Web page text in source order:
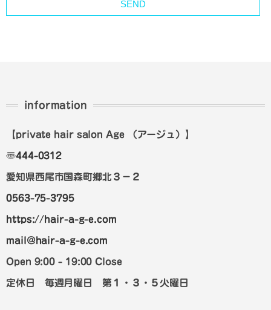
information
【private hair salon Age （アージュ） 】
〠444-0312
愛知県西尾市国森町郷北３－２
0563-75-3795
https://hair-a-g-e.com
mail@hair-a-g-e.com
Open 9:00 - 19:00 Close
定休日 毎週月曜日 第１・３・５火曜日